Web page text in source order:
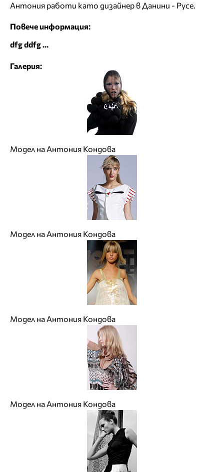
Антония работи като дизайнер в Данини - Русе.
Повече информация:
dfg ddfg ...
Галерия:
Модел на Антония Кондова
Модел на Антония Кондова
Модел на Антония Кондова
Модел на Антония Кондова